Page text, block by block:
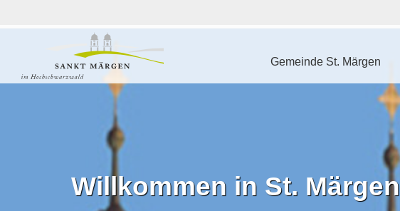
Gemeinde St. Märgen
Willkommen in St. Märgen